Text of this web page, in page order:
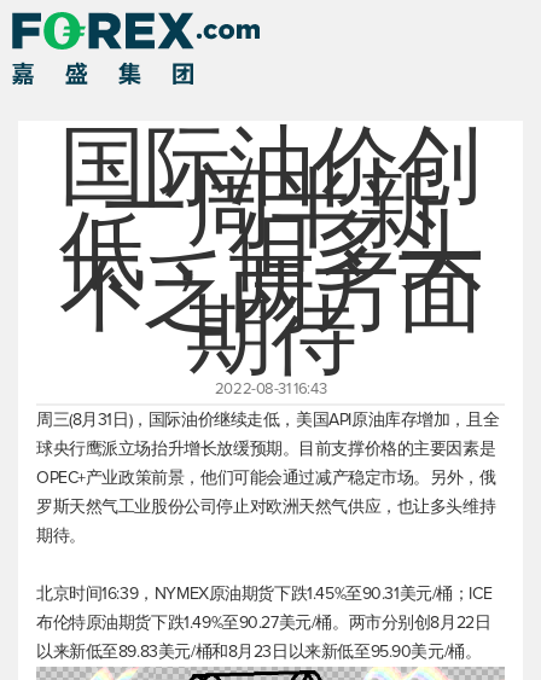
国际油价创
一周半新
低，但多头
不乏两方面
期待
2022-08-31 16:43
周三(8月31日)，国际油价继续走低，美国API原油库存增加，且全
球央行鹰派立场抬升增长放缓预期。目前支撑价格的主要因素是
OPEC+产业政策前景，他们可能会通过减产稳定市场。另外，俄
罗斯天然气工业股份公司停止对欧洲天然气供应，也让多头维持
期待。
北京时间16:39，NYMEX原油期货下跌1.45%至90.31美元/桶；ICE
布伦特原油期货下跌1.49%至90.27美元/桶。两市分别创8月22日
以来新低至89.83美元/桶和8月23日以来新低至95.90美元/桶。